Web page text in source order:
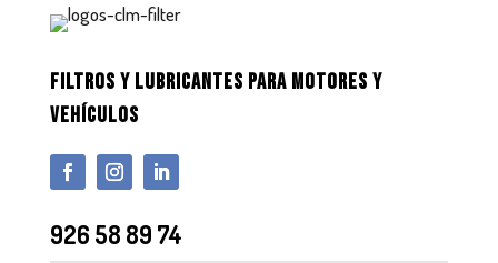
FILTROS Y LUBRICANTES PARA MOTORES Y
VEHÍCULOS
926 58 89 74